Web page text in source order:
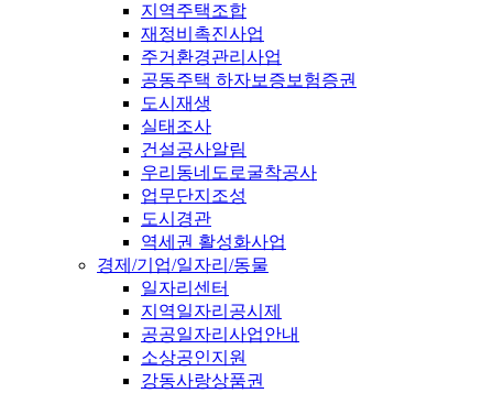
지역주택조합
재정비촉진사업
주거환경관리사업
공동주택 하자보증보험증권
도시재생
실태조사
건설공사알림
우리동네도로굴착공사
업무단지조성
도시경관
역세권 활성화사업
경제/기업/일자리/동물
일자리센터
지역일자리공시제
공공일자리사업안내
소상공인지원
강동사랑상품권